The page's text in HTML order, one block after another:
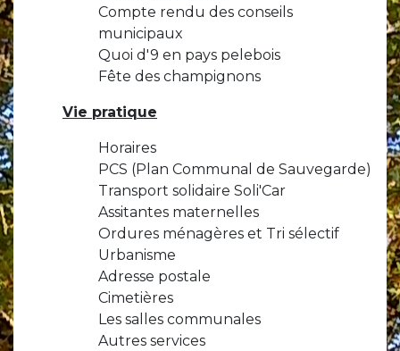
Compte rendu des conseils
municipaux
Quoi d'9 en pays pelebois
Fête des champignons
Vie pratique
Horaires
PCS (Plan Communal de Sauvegarde)
Transport solidaire Soli'Car
Assitantes maternelles
Ordures ménagères et Tri sélectif
Urbanisme
Adresse postale
Cimetières
Les salles communales
Autres services